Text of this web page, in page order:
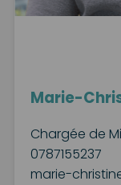
Marie-
Chargée de
0787155237
marie-